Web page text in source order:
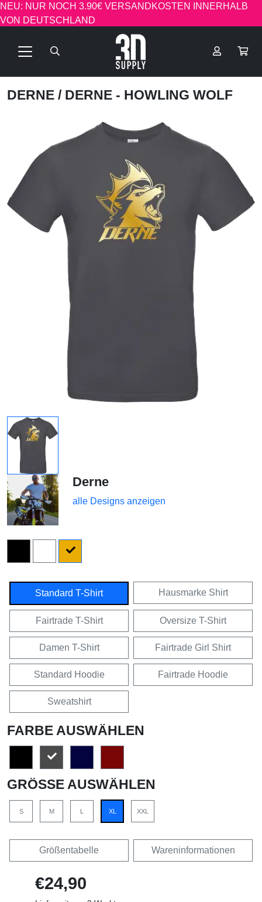
NEU: NUR NOCH 3.90€ VERSANDKOSTEN INNERHALB
VON DEUTSCHLAND
DERNE / DERNE - HOWLING WOLF
Derne
alle Designs anzeigen
Standard T-Shirt Hausmarke Shirt
Fairtrade T-Shirt Oversize T-Shirt
Damen T-Shirt Fairtrade Girl Shirt
Standard Hoodie Fairtrade Hoodie
Sweatshirt
FARBE AUSWÄHLEN
GRÖSSE AUSWÄHLEN
S M XL XXL
Größentabelle Wareninformationen
€24,90